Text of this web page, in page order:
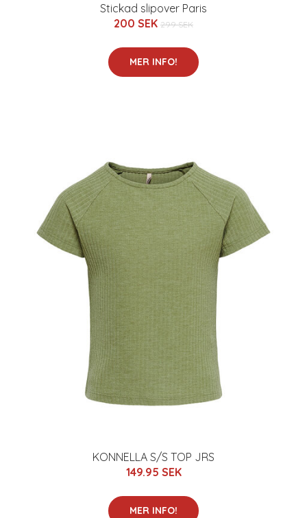
Stickad slipover Paris
200 SEK 299 SEK
MER INFO!
KONNELLA S/S TOP JRS
149.95 SEK
MER INFO!